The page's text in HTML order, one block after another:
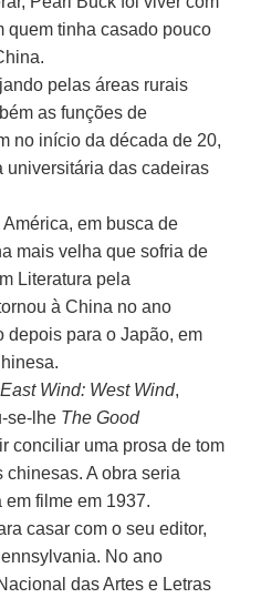
quem tinha casado pouco
pelas áreas rurais
as funções de
no início da década de 20,
universitária das cadeiras
em busca de
mais velha que sofria de
Literatura pela
à China no ano
depois para o Japão, em
East Wind: West Wind,
se-lhe The Good
conciliar uma prosa de tom
A obra seria
filme em 1937.
casar com o seu editor,
No ano
das Artes e Letras